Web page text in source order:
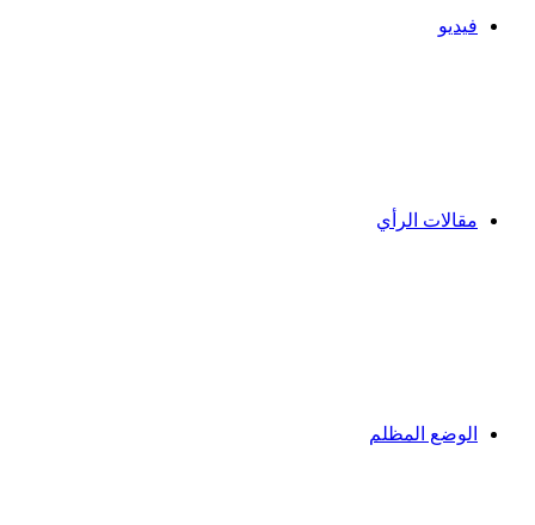
فيديو
مقالات الرأي
الوضع المظلم